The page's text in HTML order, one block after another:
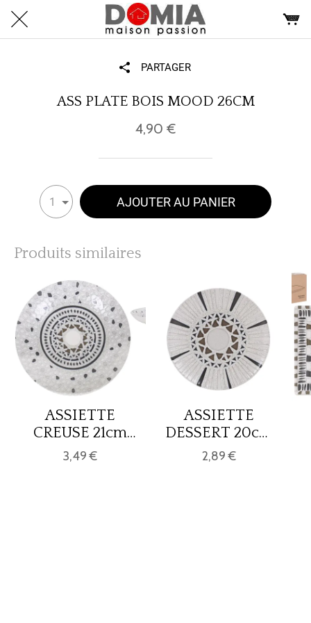
PARTAGER
ASS PLATE BOIS MOOD 26CM
4,90 €
1 AJOUTER AU PANIER
Produits similaires
ASSIETTE
CREUSE 21cm
BARROC Monaco
EC
3,49 €
ASSIETTE
DESSERT 20cm
BARROC Monaco
EC
2,89 €